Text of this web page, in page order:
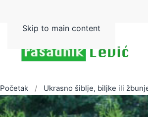
Skip to main content
Početak Ukrasno šiblje, biljke ili